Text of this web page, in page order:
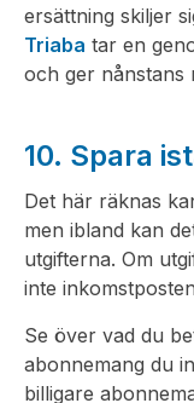
ersättning skiljer
Triaba tar en
och ger nånstans
10. Spara
Det här räknas
men ibland kan
utgifterna. Om
inte
Se över vad du
abonnemang du
billigare